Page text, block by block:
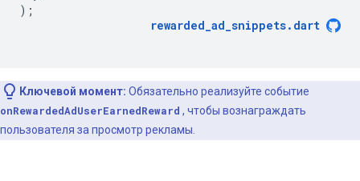
);
rewarded_ad_snippets. dart
Ключевой момент: Обязательно реализуйте событие
onRewardedAdUserEarnedReward , чтобы вознаграждать
пользователя за просмотр рекламы.